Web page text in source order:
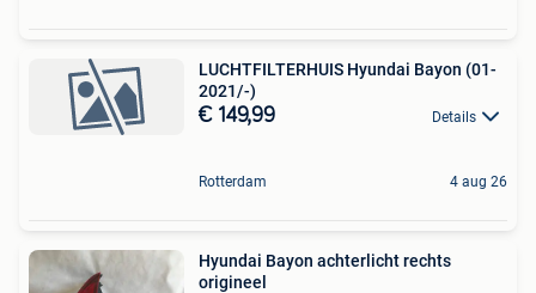
LUCHTFILTERHUIS Hyundai Bayon (01-
2021/-)
€ 149,99 Details
Rotterdam 4 aug 26
Hyundai Bayon achterlicht rechts
origineel